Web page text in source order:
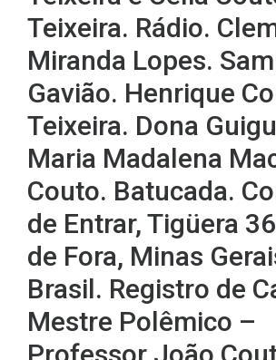
Teixeira. Rádio.
Miranda Lopes.
Gavião. Henrique
Teixeira. Dona
Maria Madalena
Couto. Batucada.
de Entrar, Tigüera
de Fora, Minas
Brasil. Registro de
Mestre Polêmico –